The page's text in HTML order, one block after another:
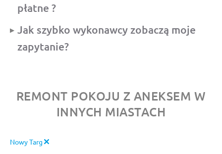
płatne ?
Jak szybko wykonawcy zobaczą moje
zapytanie?
REMONT POKOJU Z ANEKSEM W
INNYCH MIASTACH
Nowy Targ